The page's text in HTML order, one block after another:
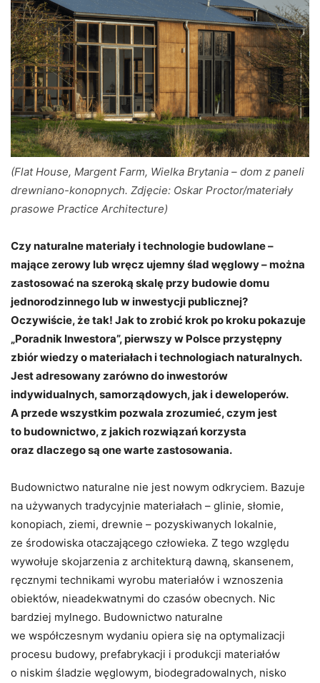
(Flat House, Margent Farm, Wielka Brytania – dom z paneli
drewniano-konopnych. Zdjęcie: Oskar Proctor/materiały
prasowe Practice Architecture)
Czy naturalne materiały i technologie budowlane –
mające zerowy lub wręcz ujemny ślad węglowy – można
zastosować na szeroką skalę przy budowie domu
jednorodzinnego lub w inwestycji publicznej?
Oczywiście, że tak! Jak to zrobić krok po kroku pokazuje
„Poradnik Inwestora”, pierwszy w Polsce przystępny
zbiór wiedzy o materiałach i technologiach naturalnych.
Jest adresowany zarówno do inwestorów
indywidualnych, samorządowych, jak i deweloperów.
A przede wszystkim pozwala zrozumieć, czym jest
to budownictwo, z jakich rozwiązań korzysta
oraz dlaczego są one warte zastosowania.
Budownictwo naturalne nie jest nowym odkryciem. Bazuje
na używanych tradycyjnie materiałach – glinie, słomie,
konopiach, ziemi, drewnie – pozyskiwanych lokalnie,
ze środowiska otaczającego człowieka. Z tego względu
wywołuje skojarzenia z architekturą dawną, skansenem,
ręcznymi technikami wyrobu materiałów i wznoszenia
obiektów, nieadekwatnymi do czasów obecnych. Nic
bardziej mylnego. Budownictwo naturalne
we współczesnym wydaniu opiera się na optymalizacji
procesu budowy, prefabrykacji i produkcji materiałów
o niskim śladzie węglowym, biodegradowalnych, nisko